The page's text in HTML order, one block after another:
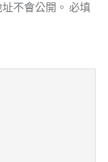
不會公開。 必填